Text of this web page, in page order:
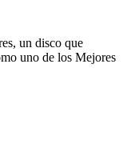
un disco que
uno de los Mejores